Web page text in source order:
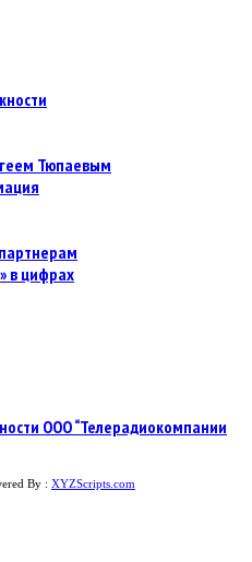
Тюпаевым
в цифрах
ООО “Телерадиокомпании
By : XYZScripts.com